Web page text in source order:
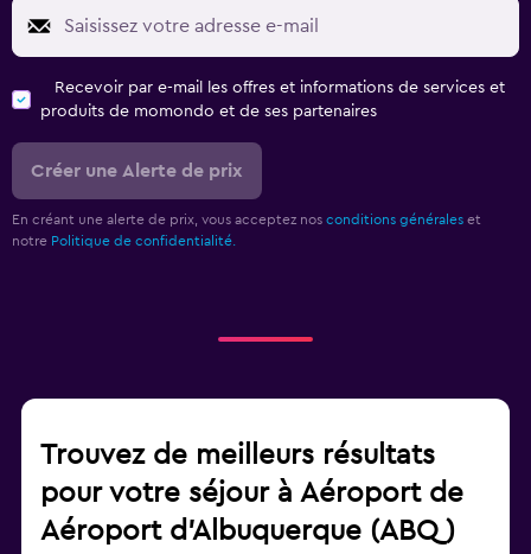
Recevoir par e-mail les offres et informations de services et
produits de momondo et de ses partenaires
Créer une Alerte de prix
En créant une alerte de prix, vous acceptez nos conditions générales et
notre Politique de confidentialité.
Trouvez de meilleurs résultats
pour votre séjour à Aéroport de
Aéroport d'Albuquerque (ABQ)